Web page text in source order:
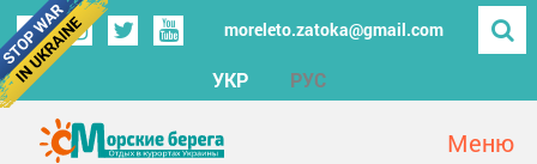
moreleto.zatoka@gmail.com
УКР РУС